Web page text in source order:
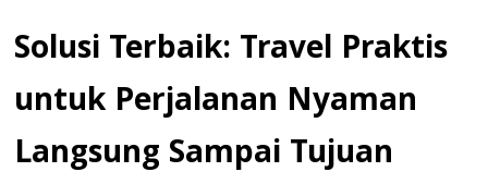
Solusi Terbaik: Travel Praktis
untuk Perjalanan Nyaman
Langsung Sampai Tujuan